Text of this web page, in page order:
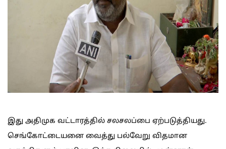
இது அதிமுக வட்டாரத்தில் சலசலப்பை ஏற்படுத்தியது.
செங்கோட்டையனை வைத்து பல்வேறு விதமான